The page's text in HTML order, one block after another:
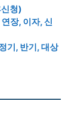
청)
장, 이자, 신
기, 반기, 대상